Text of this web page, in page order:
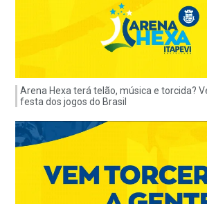
Arena Hexa terá telão, música e torcida?
festa dos jogos do Brasil